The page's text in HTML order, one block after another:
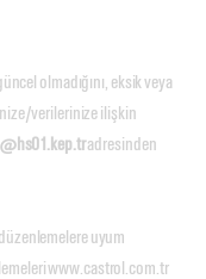
olmadığını, eksik veya
verilerinize ilişkin
adresinden
uyum
www.castrol.com.tr